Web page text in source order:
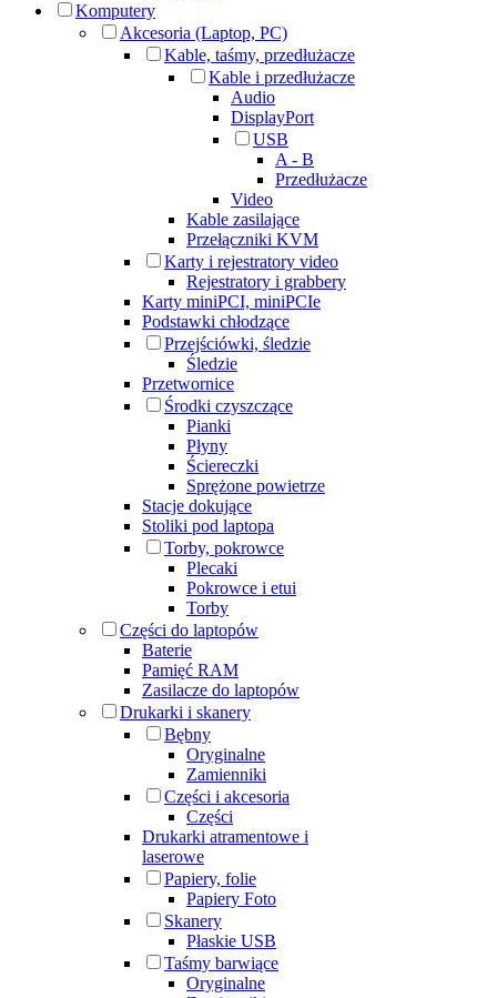
Komputery
Akcesoria (Laptop, PC)
Kable, taśmy, przedłużacze
Kable i przedłużacze
Audio
DisplayPort
USB
A - B
Przedłużacze
Video
Kable zasilające
Przełączniki KVM
Karty i rejestratory video
Rejestratory i grabbery
Karty miniPCI, miniPCIe
Podstawki chłodzące
Przejściówki, śledzie
Śledzie
Przetwornice
Środki czyszczące
Pianki
Płyny
Ściereczki
Sprężone powietrze
Stacje dokujące
Stoliki pod laptopa
Torby, pokrowce
Plecaki
Pokrowce i etui
Torby
Części do laptopów
Baterie
Pamięć RAM
Zasilacze do laptopów
Drukarki i skanery
Bębny
Oryginalne
Zamienniki
Części i akcesoria
Części
Drukarki atramentowe i
laserowe
Papiery, folie
Papiery Foto
Skanery
Płaskie USB
Taśmy barwiące
Oryginalne